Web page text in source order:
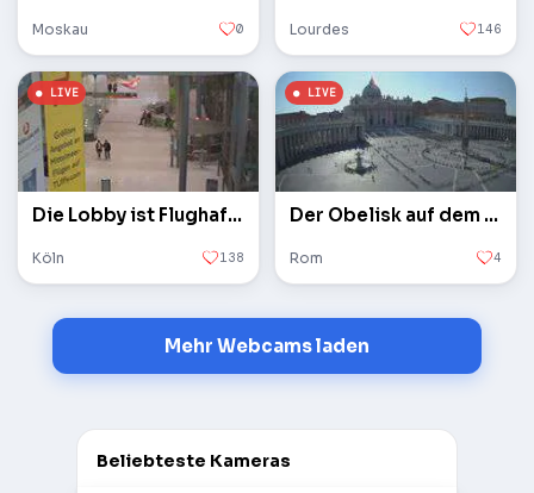
Moskau 0 Lourdes 146
Die Lobby ist Flughafen Köln / Bonn
Köln 138
Der Obelisk auf dem Petersplatz im Vatikan
Rom 4
Mehr Webcams laden
Beliebteste Kameras